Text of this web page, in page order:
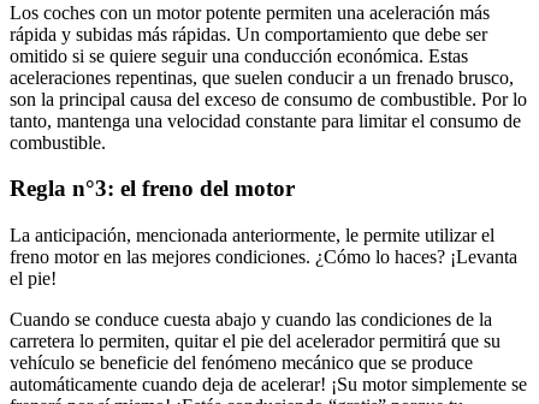
Los coches con un motor potente permiten una aceleración más
rápida y subidas más rápidas. Un comportamiento que debe ser
omitido si se quiere seguir una conducción económica. Estas
aceleraciones repentinas, que suelen conducir a un frenado brusco,
son la principal causa del exceso de consumo de combustible. Por lo
tanto, mantenga una velocidad constante para limitar el consumo de
combustible.
Regla n°3: el freno del motor
La anticipación, mencionada anteriormente, le permite utilizar el
freno motor en las mejores condiciones. ¿Cómo lo haces? ¡Levanta
el pie!
Cuando se conduce cuesta abajo y cuando las condiciones de la
carretera lo permiten, quitar el pie del acelerador permitirá que su
vehículo se beneficie del fenómeno mecánico que se produce
automáticamente cuando deja de acelerar! ¡Su motor simplemente se